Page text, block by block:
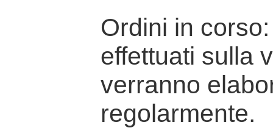
Ordini in
effettuati sulla
verranno
regolarmente.